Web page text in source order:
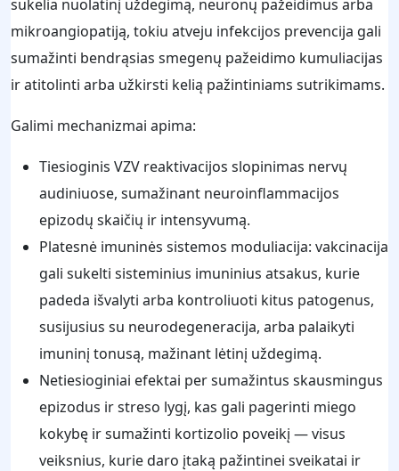
sukelia nuolatinį uždegimą, neuronų pažeidimus arba
mikroangiopatiją, tokiu atveju infekcijos prevencija gali
sumažinti bendrąsias smegenų pažeidimo kumuliacijas
ir atitolinti arba užkirsti kelią pažintiniams sutrikimams.
Galimi mechanizmai apima:
Tiesioginis VZV reaktivacijos slopinimas nervų
audiniuose, sumažinant neuroinflammacijos
epizodų skaičių ir intensyvumą.
Platesnė imuninės sistemos moduliacija: vakcinacija
gali sukelti sisteminius imuninius atsakus, kurie
padeda išvalyti arba kontroliuoti kitus patogenus,
susijusius su neurodegeneracija, arba palaikyti
imuninį tonusą, mažinant lėtinį uždegimą.
Netiesioginiai efektai per sumažintus skausmingus
epizodus ir streso lygį, kas gali pagerinti miego
kokybę ir sumažinti kortizolio poveikį — visus
veiksnius, kurie daro įtaką pažintinei sveikatai ir